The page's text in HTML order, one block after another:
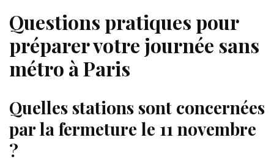
Questions pratiques pour
préparer votre journée sans
métro à Paris
Quelles stations sont concernées
par la fermeture le 11 novembre
?